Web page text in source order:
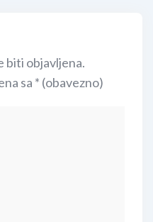
biti objavljena.
sa * (obavezno)